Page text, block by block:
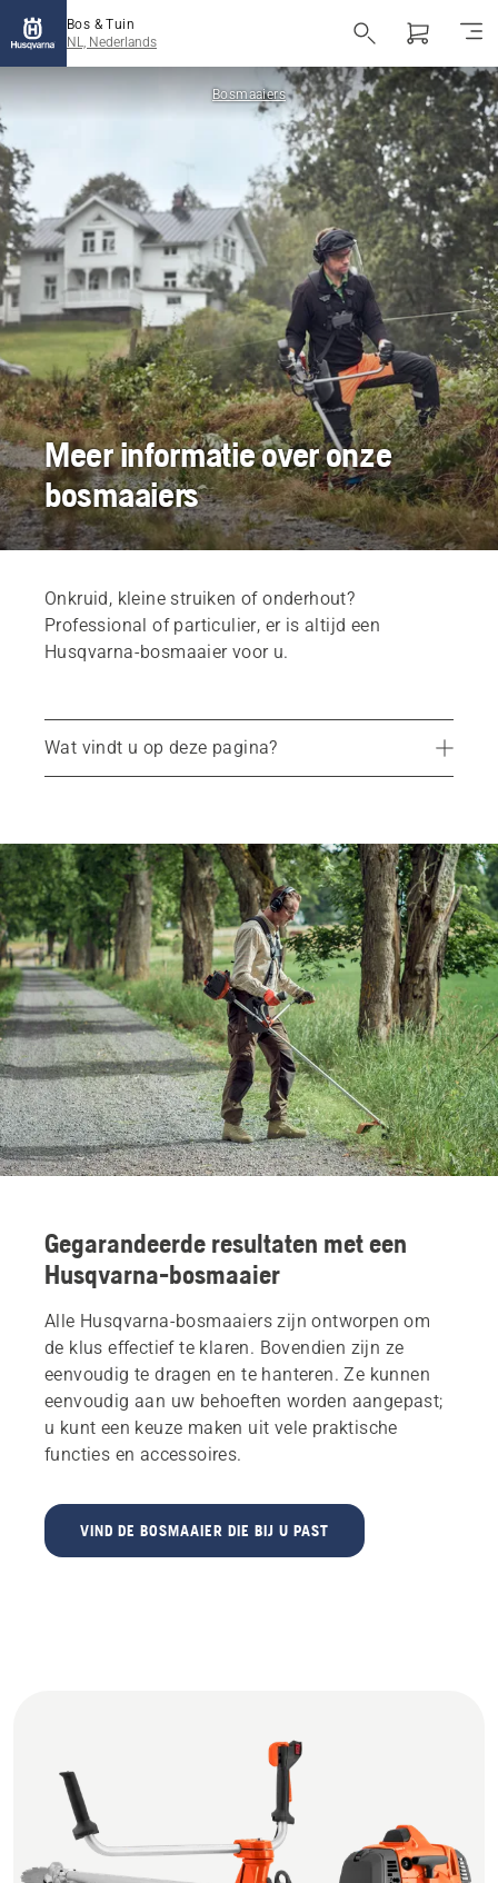
Bos & Tuin
NL, Nederlands
Bosmaaiers
Meer informatie over onze
bosmaaiers
Onkruid, kleine struiken of onderhout?
Professional of particulier, er is altijd een
Husqvarna-bosmaaier voor u.
Wat vindt u op deze pagina?
Aanbevolen producten
Onderdelen en hulpstukken
Dealerzoeker
Gegarandeerde resultaten met een
Husqvarna-bosmaaier
Alle Husqvarna-bosmaaiers zijn ontworpen om
de klus effectief te klaren. Bovendien zijn ze
eenvoudig te dragen en te hanteren. Ze kunnen
eenvoudig aan uw behoeften worden aangepast;
u kunt een keuze maken uit vele praktische
functies en accessoires.
VIND DE BOSMAAIER DIE BIJ U PAST